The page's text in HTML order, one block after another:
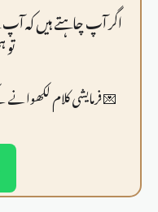
اگر آپ چاہتے ہیں کہ